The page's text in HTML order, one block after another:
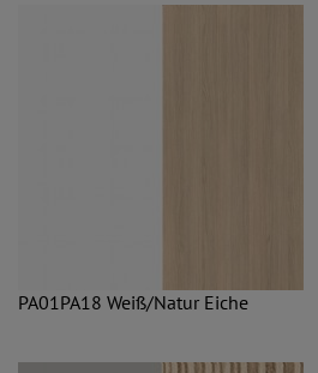
PA01PA18 Weiß/Natur Eiche